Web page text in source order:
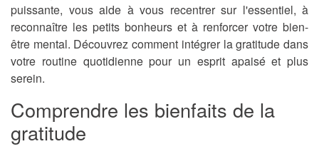
puissante, vous aide à vous recentrer sur l'essentiel, à
reconnaître les petits bonheurs et à renforcer votre bien-
être mental. Découvrez comment intégrer la gratitude dans
votre routine quotidienne pour un esprit apaisé et plus
serein.
Comprendre les bienfaits de la
gratitude